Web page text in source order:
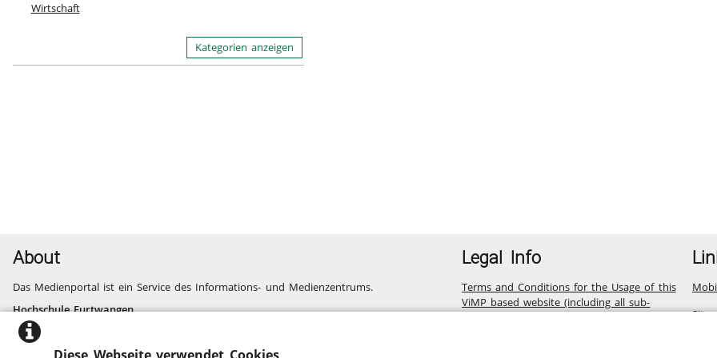
Wirtschaft
Kategorien anzeigen
About
Das Medienportal ist ein Service des Informations- und Medienzentrums.
Hochschule Furtwangen
Informatik, Technik, Wirtschaft, Medien, Gesundheit
Fragen und Probleme
Legal Info
Terms and Conditions for the Usage of this
ViMP based website (including all sub-